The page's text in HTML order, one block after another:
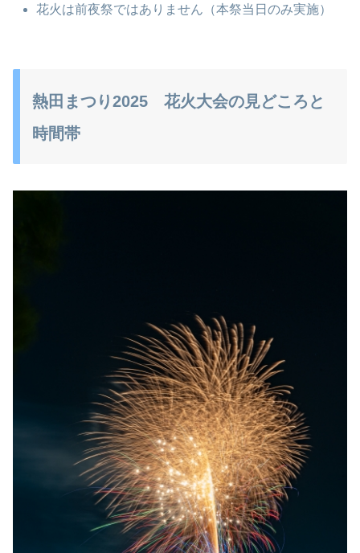
花火は前夜祭ではありません（本祭当日のみ実施）
熱田まつり2025 花火大会の見どころと
時間帯